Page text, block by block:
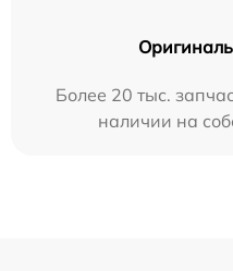
Более 20 тыс.
наличии на